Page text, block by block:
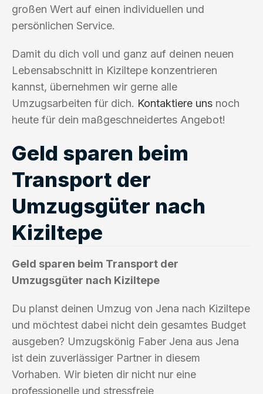
großen Wert auf einen individuellen und
persönlichen Service.
Damit du dich voll und ganz auf deinen neuen
Lebensabschnitt in Kiziltepe konzentrieren
kannst, übernehmen wir gerne alle
Umzugsarbeiten für dich. Kontaktiere uns noch
heute für dein maßgeschneidertes Angebot!
Geld sparen beim
Transport der
Umzugsgüter nach
Kiziltepe
Geld sparen beim Transport der
Umzugsgüter nach Kiziltepe
Du planst deinen Umzug von Jena nach Kiziltepe
und möchtest dabei nicht dein gesamtes Budget
ausgeben? Umzugskönig Faber Jena aus Jena
ist dein zuverlässiger Partner in diesem
Vorhaben. Wir bieten dir nicht nur eine
professionelle und stressfreie